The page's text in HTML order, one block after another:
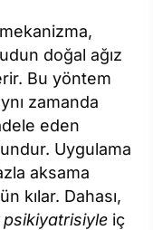
doğal ağız
Bu yöntem
zamanda
eden
Uygulama
aksama
kılar. Dahası,
iç